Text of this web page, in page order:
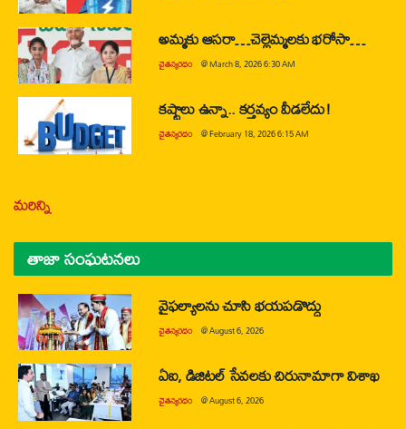
అమ్మకు ఆసరా…చెల్లెమ్మలకు భరోసా…
చైతన్యరధం @March 8, 2026 6:30 AM
కష్టాలు ఉన్నా.. కర్తవ్యం వీడలేదు!
చైతన్యరధం @February 18, 2026 6:15 AM
మరిన్ని
తాజా సంఘటనలు
వైఫల్యాలను చూసి భయపడొద్దు
చైతన్యరధం @August 6, 2026
ఏఐ, డిజిటల్ సేవలకు చిరునామాగా విశాఖ
చైతన్యరధం @August 6, 2026